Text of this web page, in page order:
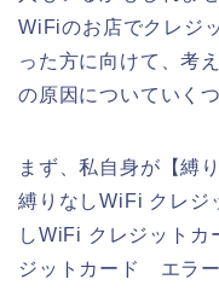
WiFiのお店でクレジ
った方に向けて、考
の原因についていく
まず、私自身が【縛
縛りなしWiFi クレ
しWiFi クレジット
ジットカード エラ